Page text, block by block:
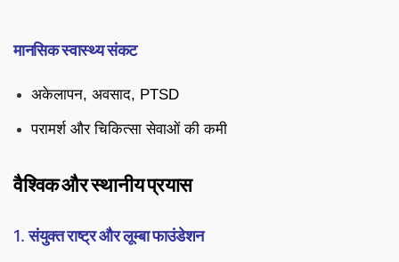
मानसिक स्वास्थ्य संकट
अकेलापन, अवसाद, PTSD
परामर्श और चिकित्सा सेवाओं की कमी
वैश्विक और स्थानीय प्रयास
1.संयुक्त राष्ट्र और लूम्बा फाउंडेशन